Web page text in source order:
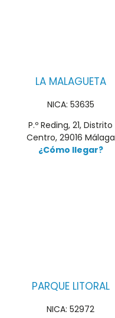
LA MALAGUETA
NICA: 53635
P.º Reding, 21, Distrito
Centro, 29016 Málaga
¿Cómo llegar?
PARQUE LITORAL
NICA: 52972